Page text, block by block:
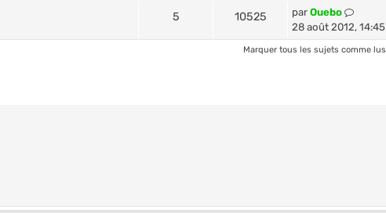
5 10525 par Ouebo
28 août 2012, 14:45
Marquer tous les sujets comme lus